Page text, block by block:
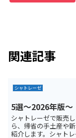
関連記事
シャトレーゼ
5選～2026年版～
シャトレーゼで販売
ら、帰省の手土産や
紹介します。シャト